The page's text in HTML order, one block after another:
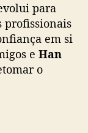
n
S
o
n
g
y
para
profissionais
em si
e Han
o